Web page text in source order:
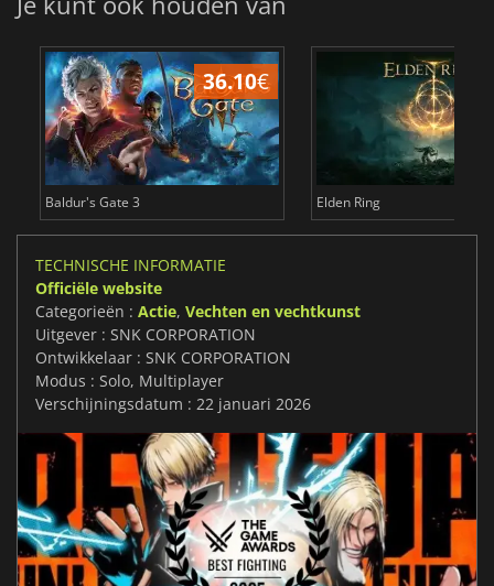
36.10€
Baldur's Gate 3 Elden Ring
TECHNISCHE INFORMATIE
Officiële website
Categorieën : Actie, Vechten en vechtkunst
Uitgever : SNK CORPORATION
Ontwikkelaar : SNK CORPORATION
Modus : Solo, Multiplayer
Verschijningsdatum : 22 januari 2026